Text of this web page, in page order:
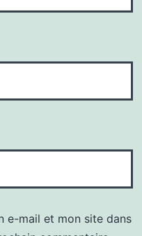
e-mail et mon site dans